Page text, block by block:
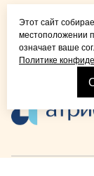
детей и
Взрослая
© 2026 Детская
Этот сайт
местоположении
означает ваше
Политике